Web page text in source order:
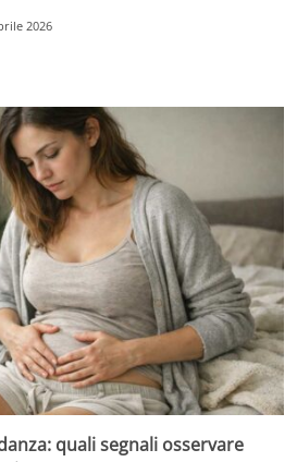
2026
quali segnali osservare